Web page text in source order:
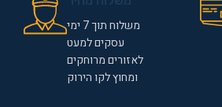
משלוח תוך 7 ימי
עסקים למעט
לאזורים מרוחקים
ומחוץ לקו הירוק